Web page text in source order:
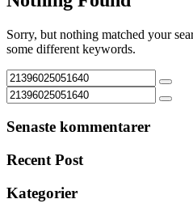
Sorry, but nothing matched your
some different keywords.
Senaste kommentarer
Recent Post
Kategorier